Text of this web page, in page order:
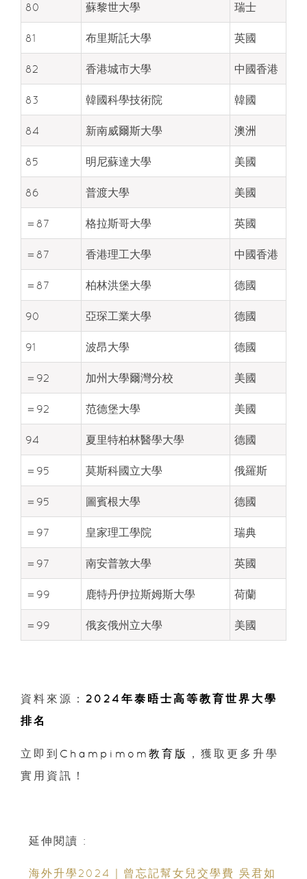
80 蘇黎世大學 瑞士
81 布里斯託大學 英國
82 香港城市大學 中國香港
83 韓國科學技術院 韓國
84 新南威爾斯大學 澳洲
85 明尼蘇達大學 美國
86 普渡大學 美國
＝87 格拉斯哥大學 英國
＝87 香港理工大學 中國香港
＝87 柏林洪堡大學 德國
90 亞琛工業大學 德國
91 波昂大學 德國
＝92 加州大學爾灣分校 美國
＝92 范德堡大學 美國
94 夏里特柏林醫學大學 德國
＝95 莫斯科國立大學 俄羅斯
＝95 圖賓根大學 德國
＝97 皇家理工學院 瑞典
＝97 南安普敦大學 英國
＝99 鹿特丹伊拉斯姆斯大學 荷蘭
＝99 俄亥俄州立大學 美國
資料來源： 2024年泰晤士高等教育世界大學
排名
立即到 Champimom教育版
，獲取更多升學
實用資訊！
延伸閱讀 :
海外升學2024｜曾忘記幫女兒交學費 吳君如